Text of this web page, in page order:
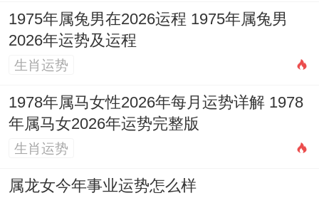
能倾向务实类型，将其与己巳年出生的男性
合婚：己土正官透出，能制约猴方伤官，巳
火生辰土，增强家庭稳定感，唯巳亥相冲，
需协调双方长辈关系。
再如丁丑年壬寅月出生的男性属猴者。月柱
寅申冲，早恋易败，但日柱若为「癸酉」，
酉丑半合金局，可解部分冲力，配乙未年女
1975年属兔男在2026运程 1975年属兔男
2026年运势及运程
生肖运势
1978年属马女性2026年每月运势详解 1978
年属马女2026年运势完整版
生肖运势
属龙女今年事业运势怎么样